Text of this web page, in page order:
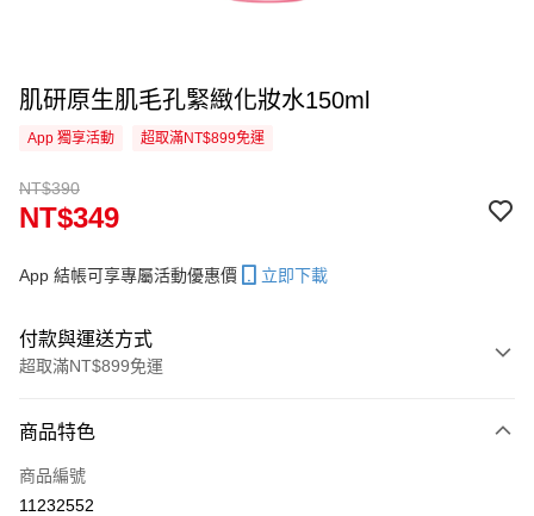
肌研原生肌毛孔緊緻化妝水150ml
App 獨享活動 超取滿NT$899免運
NT$390
NT$349
App 結帳可享專屬活動優惠價 立即下載
付款與運送方式
超取滿NT$899免運
信用卡一次付款
信用卡分期付款
商品特色
商品編號
11232552